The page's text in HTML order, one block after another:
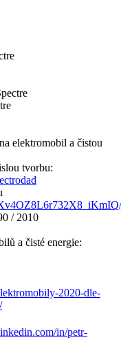
elektromobil a čistou
tvorbu:
/ 2010
a čisté energie:
2020-dle-
in/petr-